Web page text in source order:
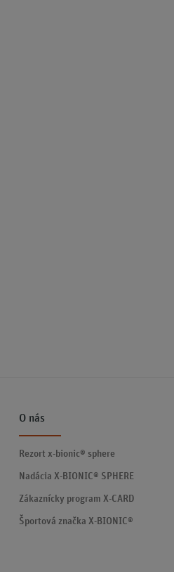
O nás
Rezort x-bionic® sphere
Nadácia X-BIONIC® SPHERE
Zákaznícky program X-CARD
Športová značka X-BIONIC®